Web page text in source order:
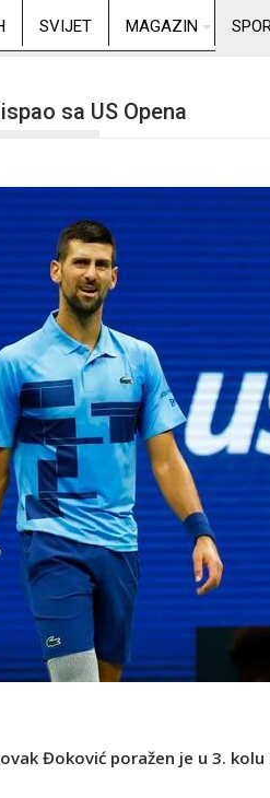
SVIJET MAGAZIN
sa US Opena
Đoković poražen je u 3.